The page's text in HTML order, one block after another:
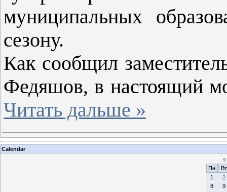
муниципальных
сезону.
Как сообщил
Федяшов, в настоящий
Читать дальше »
Calendar
«
Пн
Вт
1
2
8
9